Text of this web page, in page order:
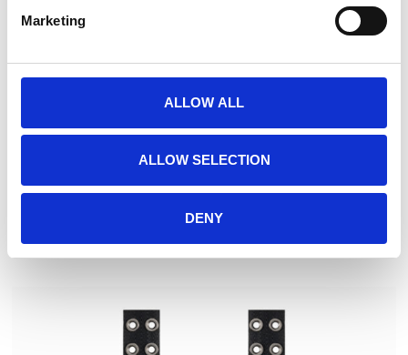
Marketing
ALLOW ALL
ALLOW SELECTION
DENY
O SHIELD CHROME I.H.O.P BACK PLATE